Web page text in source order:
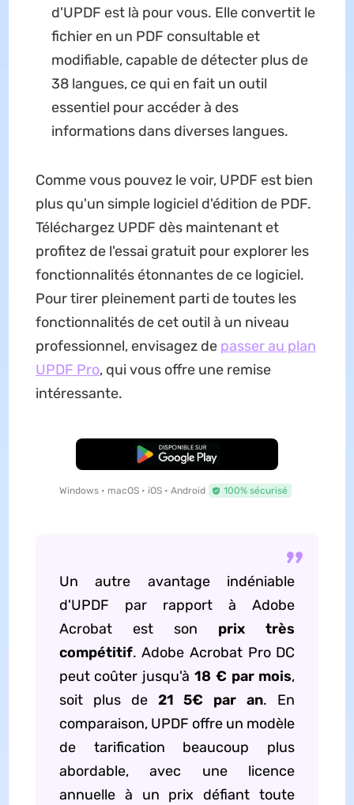
d'UPDF est là pour vous. Elle convertit le
fichier en un PDF consultable et
modifiable, capable de détecter plus de
38 langues, ce qui en fait un outil
essentiel pour accéder à des
informations dans diverses langues.
Comme vous pouvez le voir, UPDF est bien
plus qu'un simple logiciel d'édition de PDF.
Téléchargez UPDF dès maintenant et
profitez de l'essai gratuit pour explorer les
fonctionnalités étonnantes de ce logiciel.
Pour tirer pleinement parti de toutes les
fonctionnalités de cet outil à un niveau
professionnel, envisagez de passer au plan
UPDF Pro, qui vous offre une remise
intéressante.
TÉLÉCHARGER
Windows • macOS • iOS • Android 100% sécurisé
Un autre avantage indéniable
d'UPDF par rapport à Adobe
Acrobat est son prix très
compétitif. Adobe Acrobat Pro DC
peut coûter jusqu'à 18 € par mois,
soit plus de 21 5€ par an. En
comparaison, UPDF offre un modèle
de tarification beaucoup plus
abordable, avec une licence
annuelle à un prix défiant toute